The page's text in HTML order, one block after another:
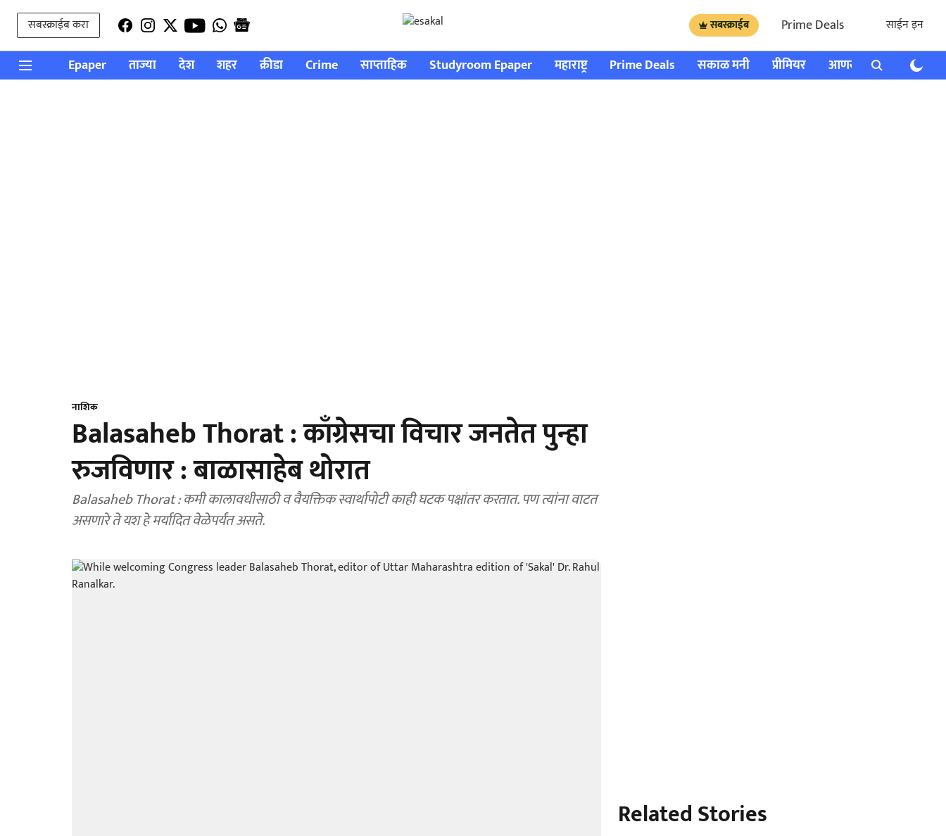
सबस्क्राईब करा सबस्क्राईब Prime Deals साईन इन
Epaper ताज्या देश शहर क्रीडा Crime साप्ताहिक Studyroom Epaper महाराष्ट्र Prime Deals सकाळ मनी प्रीमियर आणखी राशी भविष्य
नाशिक
Balasaheb Thorat : काँग्रेसचा विचार जनतेत पुन्हा
रुजविणार : बाळासाहेब थोरात
Balasaheb Thorat : कमी कालावधीसाठी व वैयक्तिक स्वार्थापोटी काही घटक पक्षांतर करतात. पण त्यांना वाटत
असणारे ते यश हे मर्यादित वेळेपर्यंत असते.
Related Stories